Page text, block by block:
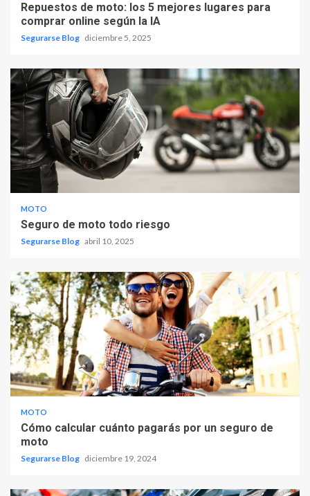
Repuestos de moto: los 5 mejores lugares para
comprar online según la IA
Segurarse Blog diciembre 5, 2025
MOTO
Seguro de moto todo riesgo
Segurarse Blog abril 10, 2025
MOTO
Cómo calcular cuánto pagarás por un seguro de
moto
Segurarse Blog diciembre 19, 2024